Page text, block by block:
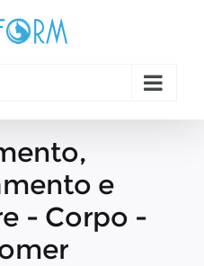
e
- Corpo -